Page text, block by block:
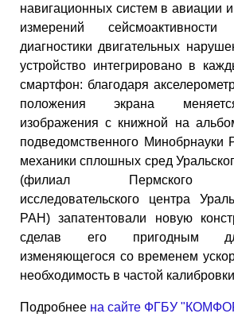
навигационных систем в авиации
измерений
диагностики двигательных
устройство интегрировано в
смартфон: благодаря
положения экрана
изображения с книжной на
подведомственного Минобрнауки
механики сплошных сред
(филиал Пермского
исследовательского центра
РАН) запатентовали новую
сделав его пригодным
изменяющегося со временем
необходимость в частой
Подробнее на сайте ФГБУ